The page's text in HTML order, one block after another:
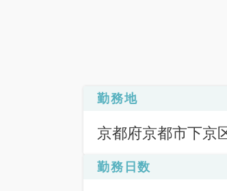
勤務地
京都府京都市下京
勤務日数